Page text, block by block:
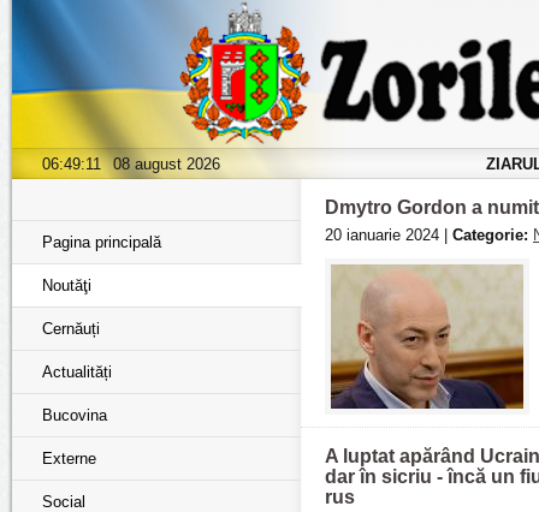
06:49:13 08 august 2026
Pagina principală
Noutăţi
Cernăuți
Actualități
Bucovina
Externe
Social
Dmytro Gordon a
20 ianuarie 2024 | Categorie:
A luptat apărând
dar în sicriu - încă un
rus